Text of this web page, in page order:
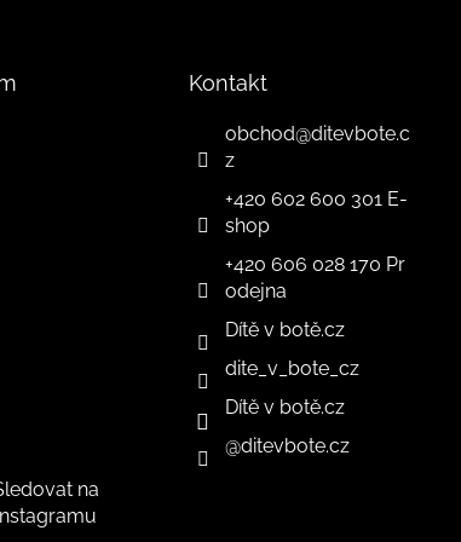
na
Kontakt
obchod@ditevbote.c
z
+420 602 600 301 E-
shop
+420 606 028 170 Pr
odejna
Dítě v botě.cz
dite_v_bote_cz
Dítě v botě.cz
@ditevbote.cz